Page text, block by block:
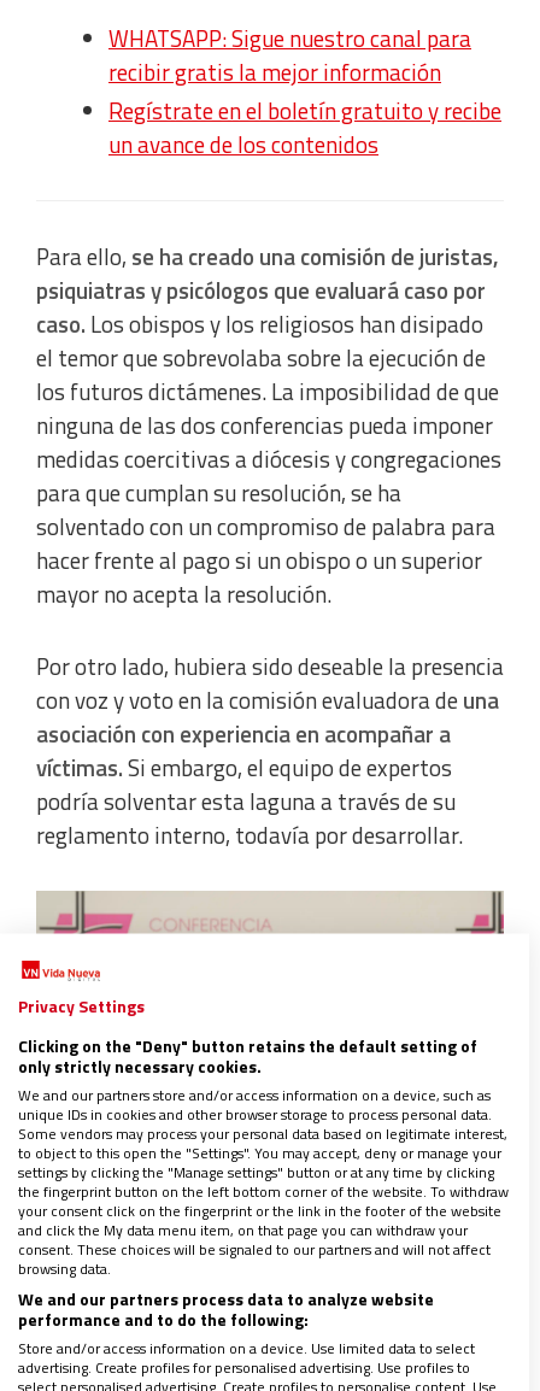
WHATSAPP: Sigue nuestro canal para
recibir gratis la mejor información
Regístrate en el boletín gratuito y recibe
un avance de los contenidos
Para ello, se ha creado una comisión de juristas,
psiquiatras y psicólogos que evaluará caso por
caso. Los obispos y los religiosos han disipado
el temor que sobrevolaba sobre la ejecución de
los futuros dictámenes. La imposibilidad de que
ninguna de las dos conferencias pueda imponer
medidas coercitivas a diócesis y congregaciones
para que cumplan su resolución, se ha
solventado con un compromiso de palabra para
hacer frente al pago si un obispo o un superior
mayor no acepta la resolución.
Por otro lado, hubiera sido deseable la presencia
con voz y voto en la comisión evaluadora deuna
asociación con experiencia en acompañar a
víctimas.Si embargo, el equipo de expertos
podría solventar esta laguna a través de su
reglamento interno, todavía por desarrollar.
En cualquier caso, la puesta en marcha de este
plan habría resultado inimaginable hace unos
años.La conciencia de rendir cuentas con el
pasado y apostar por la prevención en el futuro
va calando en el seno de la Iglesia,
debilidad y errores, está tomando las riendas de
Privacy Settings
Clicking on the "Deny" button retains the default setting of
only strictly necessary cookies.
We and our partners store and/or access information on a device, such as
unique IDs in cookies and other browser storage to process personal data.
Some vendors may process your personal data based on legitimate interest,
to object to this open the "Settings". You may accept, deny or manage your
settings by clicking the "Manage settings" button or at any time by clicking
the fingerprint button on the left bottom corner of the website. To withdraw
your consent click on the fingerprint or the link in the footer of the website
and click the My data menu item, on that page you can withdraw your
consent. These choices will be signaled to our partners and will not affect
browsing data.
We and our partners process data to analyze website
performance and to do the following:
Store and/or access information on a device. Use limited data to select
advertising. Create profiles for personalised advertising. Use profiles to
select personalised advertising. Create profiles to personalise content. Use